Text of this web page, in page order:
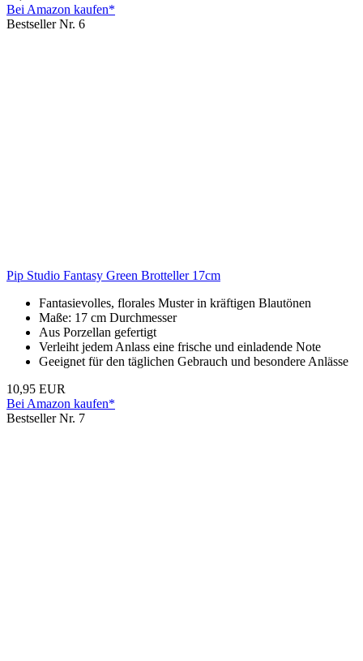
Bei Amazon kaufen*
Bestseller Nr. 6
Pip Studio Fantasy Green Brotteller 17cm
Fantasievolles, florales Muster in kräftigen Blautönen
Maße: 17 cm Durchmesser
Aus Porzellan gefertigt
Verleiht jedem Anlass eine frische und einladende Note
Geeignet für den täglichen Gebrauch und besondere Anlässe
10,95 EUR
Bei Amazon kaufen*
Bestseller Nr. 7